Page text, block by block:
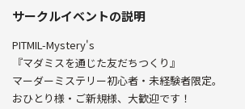
サークルイベントの説明
PITMIL-Mystery's
『マダミスを通じた友だちつくり』
マーダーミステリー初心者・未経験者限定。
おひとり様・ご新規様、大歓迎です！